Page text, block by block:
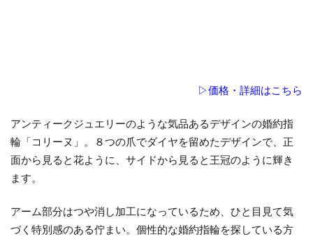
▷価格・詳細はこちら
アンティークジュエリーのような気品あるデザインの婚約指
輪「コリーヌ」。８つの爪でダイヤを留めたデザインで、正
面から見ると花ように、サイドから見ると王冠のように輝き
ます。
アーム部分はつや消し加工になっているため、ひと目見て気
づく特別感のある佇まい。個性的な婚約指輪を探している方